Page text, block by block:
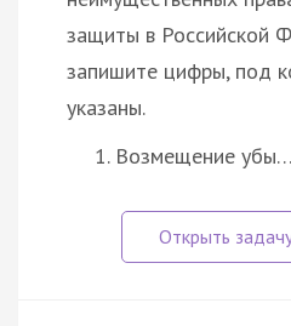
защиты в Российской
запишите цифры, под
указаны.
Возмещение убы…